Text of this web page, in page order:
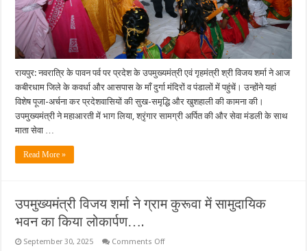
ने
दिया
सद्भाव
का
संदेश….
रायपुर: नवरात्रि के पावन पर्व पर प्रदेश के उपमुख्यमंत्री एवं गृहमंत्री श्री विजय शर्मा ने आज
कबीरधाम जिले के कवर्धा और आसपास के माँ दुर्गा मंदिरों व पंडालों में पहुंचें। उन्होंने यहां
विशेष पूजा-अर्चना कर प्रदेशवासियों की सुख-समृद्धि और खुशहाली की कामना की।
उपमुख्यमंत्री ने महाआरती में भाग लिया, श्रृंगार सामग्री अर्पित की और सेवा मंडली के साथ
माता सेवा …
Read More »
उपमुख्यमंत्री विजय शर्मा ने ग्राम कुरूवा में सामुदायिक
भवन का किया लोकार्पण….
September 30, 2025 Comments Offon